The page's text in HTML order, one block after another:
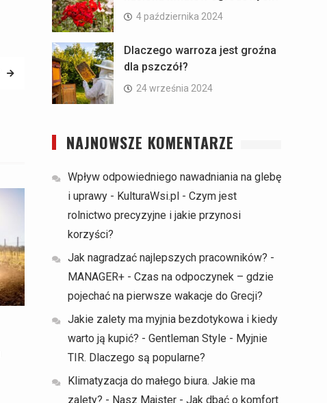
4 października 2024
Dlaczego warroza jest groźna
dla pszczół?
24 września 2024
NAJNOWSZE KOMENTARZE
Wpływ odpowiedniego nawadniania na glebę
i uprawy - KulturaWsi.pl - Czym jest
rolnictwo precyzyjne i jakie przynosi
korzyści?
Jak nagradzać najlepszych pracowników? -
MANAGER+ - Czas na odpoczynek – gdzie
pojechać na pierwsze wakacje do Grecji?
Jakie zalety ma myjnia bezdotykowa i kiedy
warto ją kupić? - Gentleman Style - Myjnie
TIR. Dlaczego są popularne?
Klimatyzacja do małego biura. Jakie ma
zalety? - Nasz Majster - Jak dbać o komfort